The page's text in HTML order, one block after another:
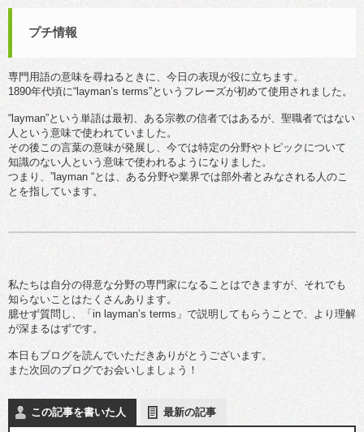
プチ情報
専門用語の意味を尋ねるときに、今日の表現が役に立ちます。
1890年代頃に“layman’s terms”というフレーズが初めて使用されました。
“layman”という単語は最初、ある宗教の信者ではあるが、聖職者ではない
人という意味で使われていました。
その後この言葉の意味が発展し、今では特定の分野やトピックについて
知識のない人という意味で使われるようになりました。
つまり、”layman “とは、ある分野や業界では部外者とみなされる人のこ
とを指しています。
私たちは自分の得意な分野の専門家になることはできますが、それでも
知らないことはたくさんあります。
臆せず質問し、「in layman’s terms」で説明してもらうことで、より理解
が深まるはずです。
本日もブログを読んでいただきありがとうございます。
また次回のブログでお会いしましょう！
この記事を書いた人 最新の記事